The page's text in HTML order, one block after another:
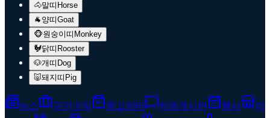
🐴말띠 Horse
🐐 양띠Goat
🐵원숭이띠 Monkey
🐓닭띠 Rooster
🐶개띠 Dog
🐷돼지띠 Pig
뉴스 구인구직 중고장터 자유게시판 행사
마